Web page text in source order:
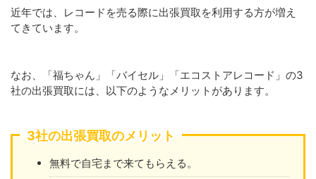
近年では、レコードを売る際に出張買取を利用する方が増え
てきています。
なお、「福ちゃん」「バイセル」「エコストアレコード」の3
社の出張買取には、以下のようなメリットがあります。
3社の出張買取のメリット
無料で自宅まで来てもらえる。